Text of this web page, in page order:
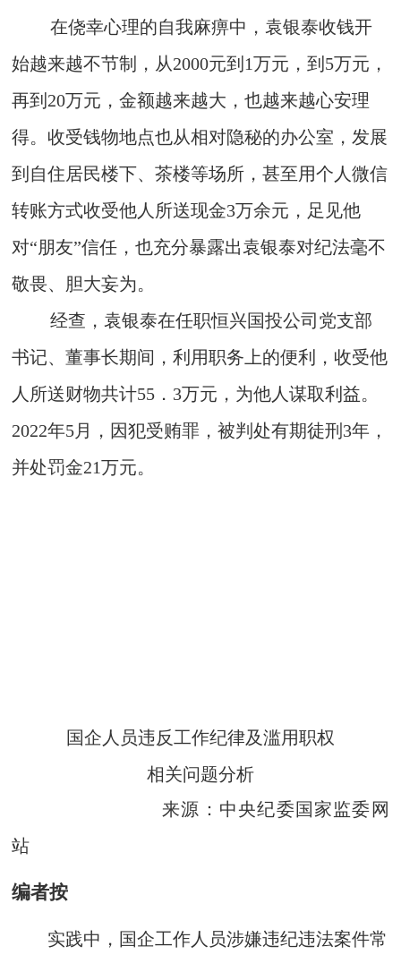
在侥幸心理的自我麻痹中，袁银泰收钱开
始越来越不节制，从2000元到1万元，到5万元，
再到20万元，金额越来越大，也越来越心安理
得。收受钱物地点也从相对隐秘的办公室，发展
到自住居民楼下、茶楼等场所，甚至用个人微信
转账方式收受他人所送现金3万余元，足见他
对“朋友”信任，也充分暴露出袁银泰对纪法毫不
敬畏、胆大妄为。
经查，袁银泰在任职恒兴国投公司党支部
书记、董事长期间，利用职务上的便利，收受他
人所送财物共计55．3万元，为他人谋取利益。
2022年5月，因犯受贿罪，被判处有期徒刑3年，
并处罚金21万元。
国企人员违反工作纪律及滥用职权
相关问题分析
来源：中央纪委国家监委网
站
编者按
实践中，国企工作人员涉嫌违纪违法案件常